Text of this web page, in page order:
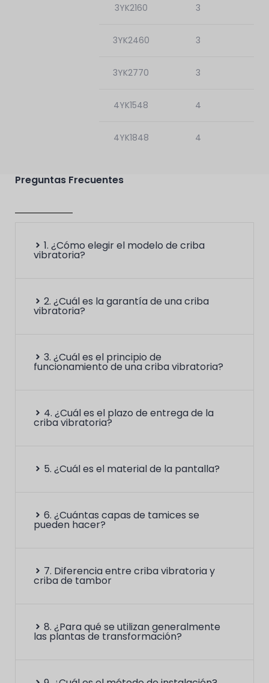
3YK2160 3
3YK2460 3
3YK2770 3
4YK1548 4
4YK1848 4
Preguntas Frecuentes
1. ¿Cómo elegir el modelo de criba
vibratoria?
2. ¿Cuál es la garantía de una criba
vibratoria?
3. ¿Cuál es el principio de
funcionamiento de una criba vibratoria?
4. ¿Cuál es el plazo de entrega de la
criba vibratoria?
5. ¿Cuál es el material de la pantalla?
6. ¿Cuántas capas de tamices se
pueden hacer?
7. Diferencia entre criba vibratoria y
criba de tambor
8. ¿Para qué se utilizan generalmente
las plantas de transformación?